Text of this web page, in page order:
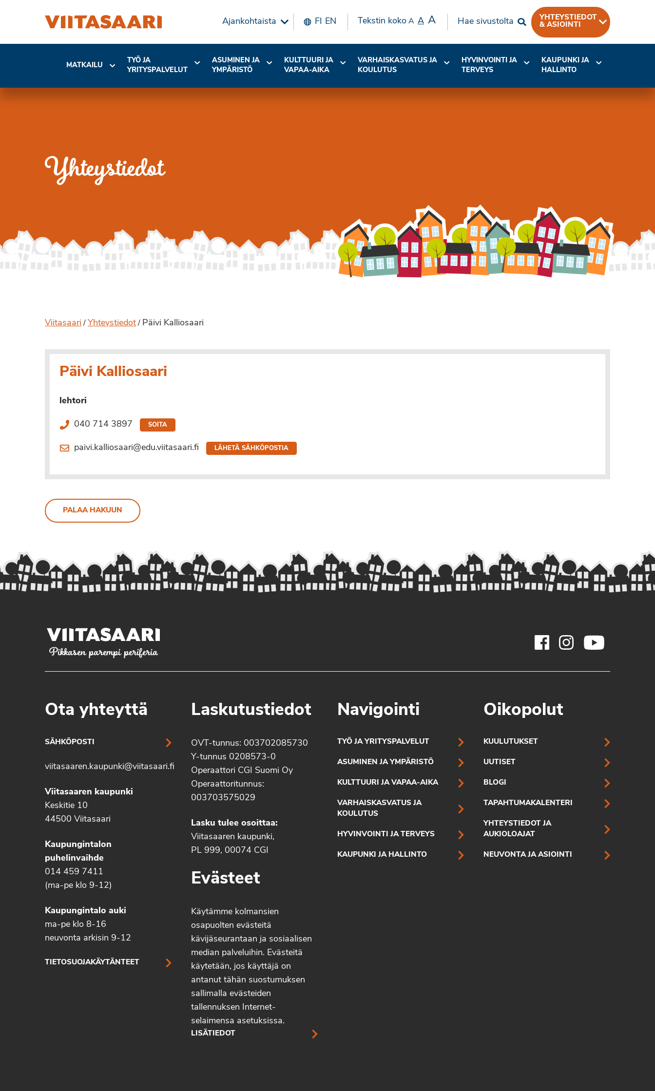
Ajankohtaista FI EN Tekstin koko A A A Hae sivustolta
YHTEYSTIEDOT
& ASIOINTI
MATKAILU
TYÖ JA
YRITYSPALVELUT
ASUMINEN JA
YMPÄRISTÖ
KULTTUURI JA
VAPAA-AIKA
VARHAISKASVATUS JA
KOULUTUS
HYVINVOINTI JA
TERVEYS
KAUPUNKI JA
HALLINTO
Yhteystiedot
Viitasaari / Yhteystiedot / Päivi Kalliosaari
Päivi Kalliosaari
lehtori
040 714 3897 SOITA
paivi.kalliosaari@edu.viitasaari.fi LÄHETÄ SÄHKÖPOSTIA
PALAA HAKUUN
Pikkasen parempi periferia
Ota yhteyttä
SÄHKÖPOSTI
viitasaaren.kaupunki@viitasaari.fi
Viitasaaren kaupunki
Keskitie 10
44500 Viitasaari
Kaupungintalon
puhelinvaihde
014 459 7411
(ma-pe klo 9-12)
Kaupungintalo auki
ma-pe klo 8-16
neuvonta arkisin 9-12
TIETOSUOJAKÄYTÄNTEET
Laskutustiedot
OVT-tunnus: 003702085730
Y-tunnus 0208573-0
Operaattori CGI Suomi Oy
Operaattoritunnus:
003703575029
Lasku tulee osoittaa:
Viitasaaren kaupunki,
PL 999, 00074 CGI
Evästeet
Käytämme kolmansien
osapuolten evästeitä
kävijäseurantaan ja sosiaalisen
median palveluihin. Evästeitä
käytetään, jos käyttäjä on
antanut tähän suostumuksen
sallimalla evästeiden
tallennuksen Internet-
selaimensa asetuksissa.
LISÄTIEDOT
Navigointi
TYÖ JA YRITYSPALVELUT
ASUMINEN JA YMPÄRISTÖ
KULTTUURI JA VAPAA-AIKA
VARHAISKASVATUS JA
KOULUTUS
HYVINVOINTI JA TERVEYS
KAUPUNKI JA HALLINTO
Oikopolut
KUULUTUKSET
UUTISET
BLOGI
TAPAHTUMAKALENTERI
YHTEYSTIEDOT JA
AUKIOLOAJAT
NEUVONTA JA ASIOINTI